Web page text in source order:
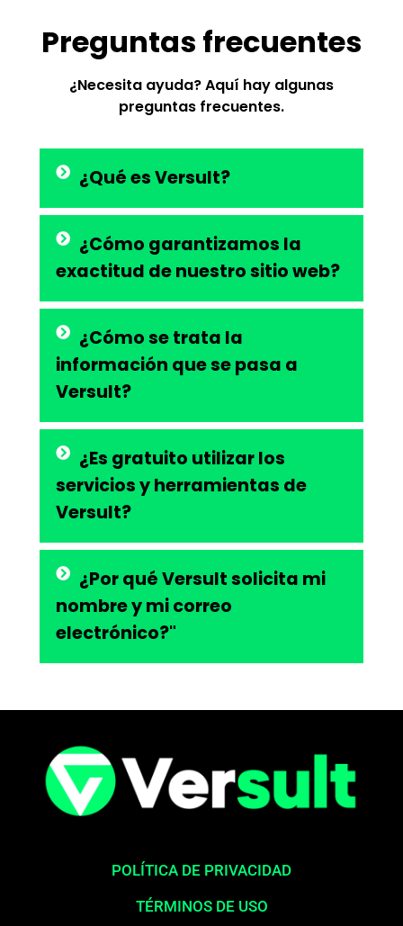
Preguntas frecuentes
¿Necesita ayuda? Aquí hay algunas
preguntas frecuentes.
¿Qué es Versult?
¿Cómo garantizamos la
exactitud de nuestro sitio web?
¿Cómo se trata la
información que se pasa a
Versult?
¿Es gratuito utilizar los
servicios y herramientas de
Versult?
¿Por qué Versult solicita mi
nombre y mi correo
electrónico?"
POLÍTICA DE PRIVACIDAD
TÉRMINOS DE USO